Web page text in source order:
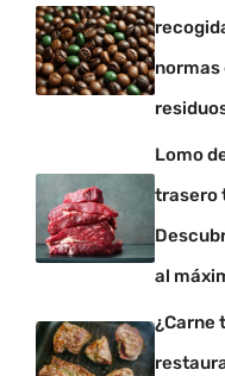
normas
Lomo
trasero
al
¿Carne